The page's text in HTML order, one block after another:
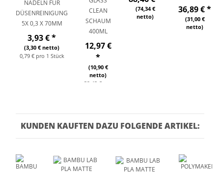
NADELN FÜR
DÜSENREINIGUNG
5X 0,3 X 70MM
3,93 €*
(3,30 € netto)
0,79 € pro 1 Stück
CLEAN
SCHAUM
400ML
12,97 €
*
(10,90 €
netto)
32,43 € pro
(74,34 €
netto)
36,89 €*
(31,00 €
netto)
KUNDEN KAUFTEN DAZU FOLGENDE ARTIKEL: